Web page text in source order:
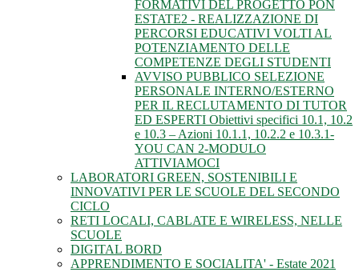
FORMATIVI DEL PROGETTO PON
ESTATE2 - REALIZZAZIONE DI
PERCORSI EDUCATIVI VOLTI AL
POTENZIAMENTO DELLE
COMPETENZE DEGLI STUDENTI
AVVISO PUBBLICO SELEZIONE
PERSONALE INTERNO/ESTERNO
PER IL RECLUTAMENTO DI TUTOR
ED ESPERTI Obiettivi specifici 10.1, 10.2
e 10.3 – Azioni 10.1.1, 10.2.2 e 10.3.1-
YOU CAN 2-MODULO
ATTIVIAMOCI
LABORATORI GREEN, SOSTENIBILI E
INNOVATIVI PER LE SCUOLE DEL SECONDO
CICLO
RETI LOCALI, CABLATE E WIRELESS, NELLE
SCUOLE
DIGITAL BORD
APPRENDIMENTO E SOCIALITA' - Estate 2021